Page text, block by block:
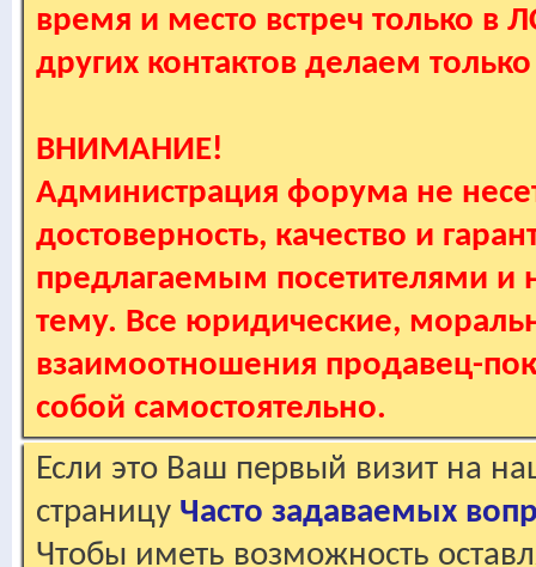
время и место встреч только в
других контактов делаем
ВНИМАНИЕ!
Администрация форума не
достоверность, качество и
предлагаемым посетителями и
тему. Все юридические,
взаимоотношения продавец-
собой самостоятельно.
Если это Ваш первый визит на
страницу Часто задаваемых
Чтобы иметь возможность